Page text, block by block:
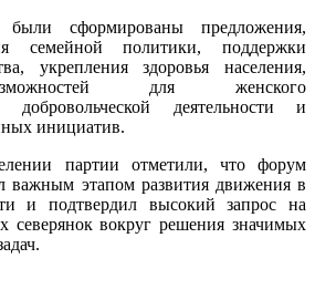
сформированы предложения,
семейной политики, поддержки
укрепления здоровья населения,
для женского
добровольческой деятельности и
инициатив.
партии отметили, что форум
важным этапом развития движения в
и подтвердил высокий запрос на
северянок вокруг решения значимых